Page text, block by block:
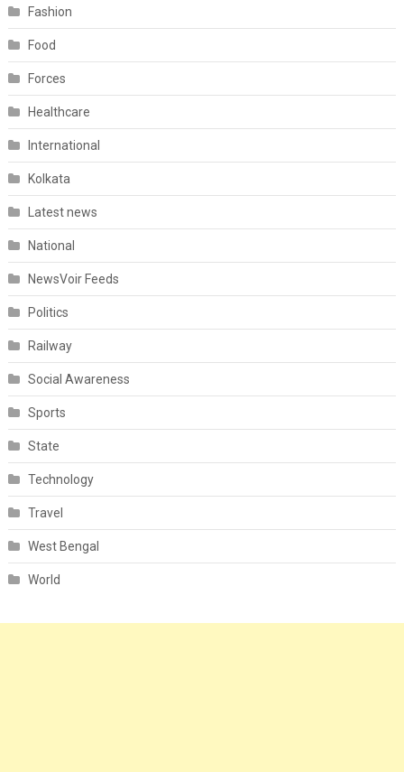
Fashion
Food
Forces
Healthcare
International
Kolkata
Latest news
National
NewsVoir Feeds
Politics
Railway
Social Awareness
Sports
State
Technology
Travel
West Bengal
World